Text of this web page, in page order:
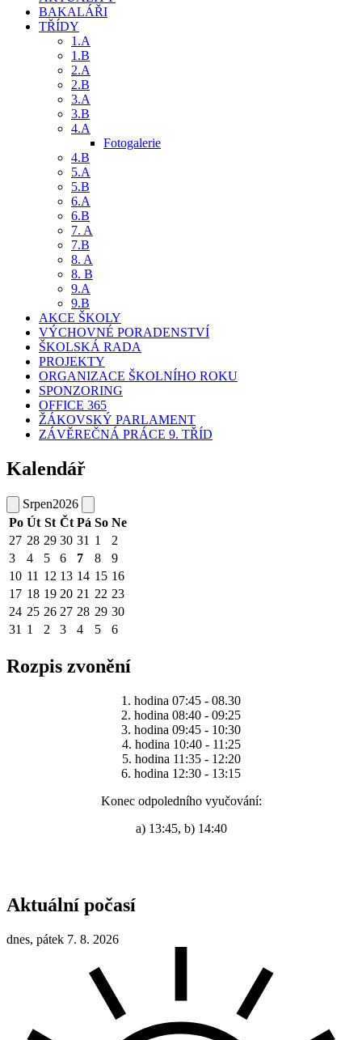
BAKALÁŘI
TŘÍDY
1.A
1.B
2.A
2.B
3.A
3.B
4.A
Fotogalerie
4.B
5.A
5.B
6.A
6.B
7. A
7.B
8. A
8. B
9.A
9.B
AKCE ŠKOLY
VÝCHOVNÉ PORADENSTVÍ
ŠKOLSKÁ RADA
PROJEKTY
ORGANIZACE ŠKOLNÍHO ROKU
SPONZORING
OFFICE 365
ŽÁKOVSKÝ PARLAMENT
ZÁVĚREČNÁ PRÁCE 9. TŘÍD
Kalendář
Srpen2026
Po Út St Čt Pá So Ne
27 28 29 30 31 1
2
3
4 5 6 7 8
9
10 11 12 13 14 15 16
17 18 19 20 21 22 23
24 25 26 27 28 29 30
31 1 2 3 4 5 6
Rozpis zvonění
1. hodina 07:45 - 08.30
2. hodina 08:40 - 09:25
3. hodina 09:45 - 10:30
4. hodina 10:40 - 11:25
5. hodina 11:35 - 12:20
6. hodina 12:30 - 13:15
Konec odpoledního vyučování:
a) 13:45, b) 14:40
Aktuální počasí
dnes, pátek 7. 8. 2026